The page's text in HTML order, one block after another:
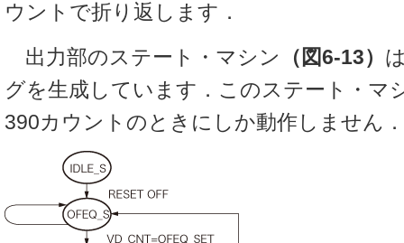
ウントで折り返します．
出力部のステート・マシン
（図6-13）
グを生成しています．このステート・マ
390カウントのときにしか動作しません．